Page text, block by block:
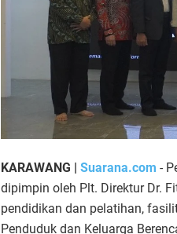
KARAWANG | Suarana.com -
dipimpin oleh Plt. Direktur Dr.
pendidikan dan pelatihan,
Penduduk dan Keluarga